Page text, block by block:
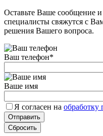
Оставьте Ваше сообщение
специалисты свяжутся с
решения Вашего вопроса.
Ваш телефон*
Ваше имя
Я согласен на обработку